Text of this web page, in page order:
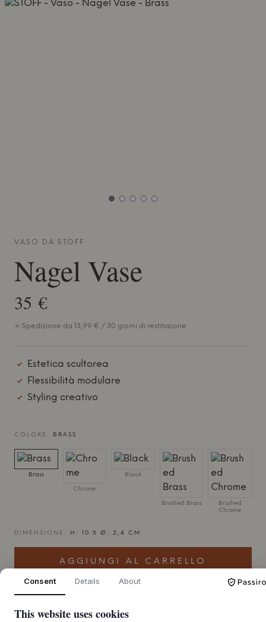
VASO DA STOFF
Nagel Vase
35 €
+ Spedizione da 13,99 € / 30 giorni di restituzione
Estetica scultorea
Flessibilità modulare
Styling creativo
COLORE: BRASS
Brass
Chrome
Black
Brushed Brass
Brushed
Chrome
DIMENSIONE: H: 10 X Ø: 2,4 CM
AGGIUNGI AL CARRELLO
Consent Details About
This website uses cookies